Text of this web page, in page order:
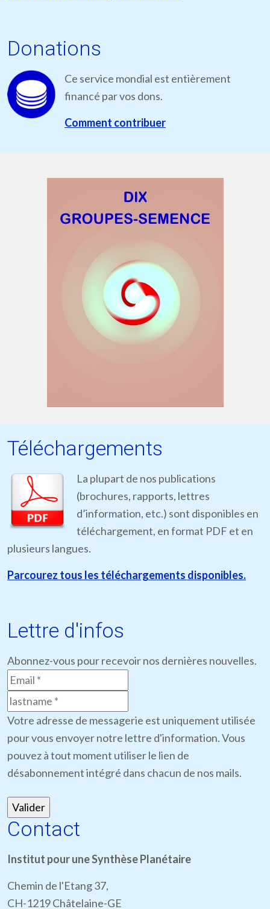
Donations
Ce service mondial est entièrement
financé par vos dons.
Comment contribuer
Téléchargements
La plupart de nos publications
(brochures, rapports, lettres
d’information, etc.) sont disponibles en
téléchargement, en format PDF et en
plusieurs langues.
Parcourez tous les téléchargements disponibles.
Lettre d'infos
Abonnez-vous pour recevoir nos dernières nouvelles.
Votre adresse de messagerie est uniquement utilisée
pour vous envoyer notre lettre d'information. Vous
pouvez à tout moment utiliser le lien de
désabonnement intégré dans chacun de nos mails.
Contact
Institut pour une Synthèse Planétaire
Chemin de l'Etang 37,
CH-1219 Châtelaine-GE